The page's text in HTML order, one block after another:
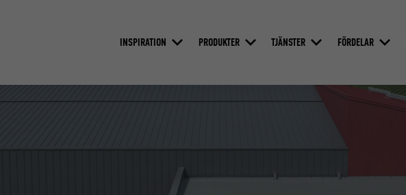
INSPIRATION PRODUKTER TJÄNSTER FÖRDELAR